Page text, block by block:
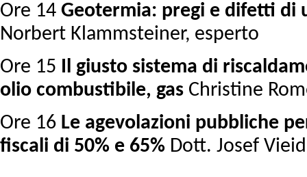
Ore 14 Geotermia: pregi e difetti di
Norbert Klammsteiner, esperto
Ore 15 Il giusto sistema di
olio combustibile, gas Christine
Ore 16 Le agevolazioni pubbliche
fiscali di 50% e 65% Dott. Josef